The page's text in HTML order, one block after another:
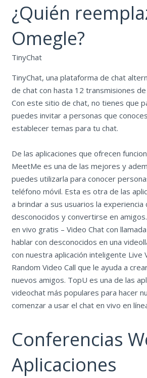
¿Quién
Omegle?
TinyChat
TinyChat, una plataforma de chat
de chat con hasta 12 transmisiones de
Con este sitio de chat, no tienes que
puedes invitar a personas que
establecer temas para tu chat.
De las aplicaciones que ofrecen
MeetMe es una de las mejores y
puedes utilizarla para conocer
teléfono móvil. Esta es otra de las
a brindar a sus usuarios la experiencia
desconocidos y convertirse en
en vivo gratis – Video Chat con
hablar con desconocidos en una
con nuestra aplicación inteligente Live
Random Video Call que le ayuda a
nuevos amigos. TopU es una de las
videochat más populares para hacer
comenzar a usar el chat en vivo en
Conferencias
Aplicaciones